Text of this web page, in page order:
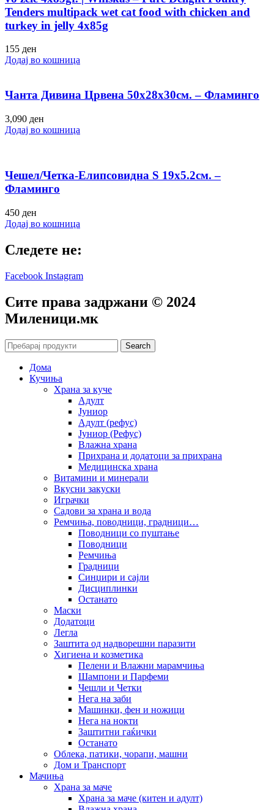
Tenders multipack wet cat food with chicken and
turkey in jelly 4x85g
155 ден
Додај во кошница
Чанта Дивина Црвена 50х28х30см. – Фламинго
3,090 ден
Додај во кошница
Чешел/Четка-Елипсовидна S 19х5.2см. –
Фламинго
450 ден
Додај во кошница
Следете не:
Facebook Instagram
Сите права задржани © 2024
Mиленици.мк
Search
Дома
Кучиња
Храна за куче
Адулт
Јуниор
Адулт (рефус)
Јуниор (Рефус)
Влажна храна
Прихрана и додатоци за прихрана
Медицинска храна
Витамини и минерали
Вкусни закуски
Играчки
Садови за храна и вода
Ремчиња, поводници, градници…
Поводници со пуштање
Поводници
Ремчиња
Градници
Синџири и сајли
Дисциплинки
Останато
Маски
Додатоци
Легла
Заштита од надворешни паразити
Хигиена и козметика
Пелени и Влажни марамчиња
Шампони и Парфеми
Чешли и Четки
Нега на заби
Машинки, фен и ножици
Нега на нокти
Заштитни гаќички
Останато
Облека, патики, чорапи, машни
Дом и Транспорт
Мачиња
Храна за маче
Храна за маче (китен и адулт)